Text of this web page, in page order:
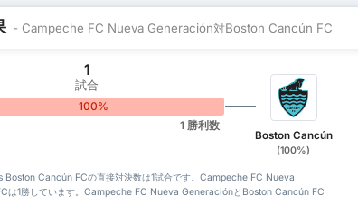
- Campeche FC Nueva Generación対Boston Cancún FC
1
試合
100%
1 勝利数
Boston Cancún
(100%)
Cancún FCの直接対決数は1試合です。Campeche FC Nueva
は1勝しています。Campeche FC Nueva GeneraciónとBoston Cancún FC